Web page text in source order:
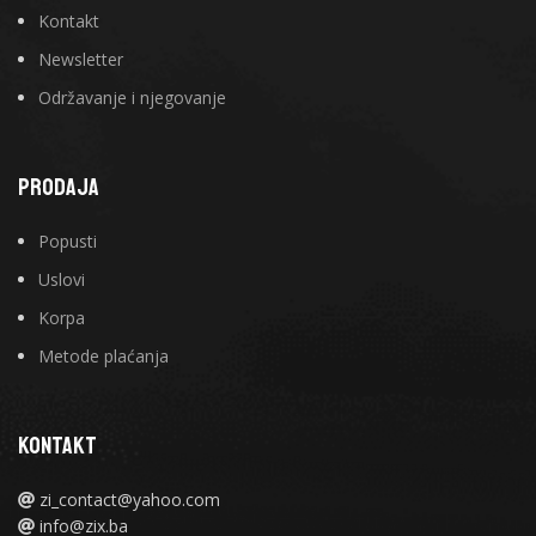
Kontakt
Newsletter
Održavanje i njegovanje
PRODAJA
Popusti
Uslovi
Korpa
Metode plaćanja
KONTAKT
zi_contact@yahoo.com
info@zix.ba